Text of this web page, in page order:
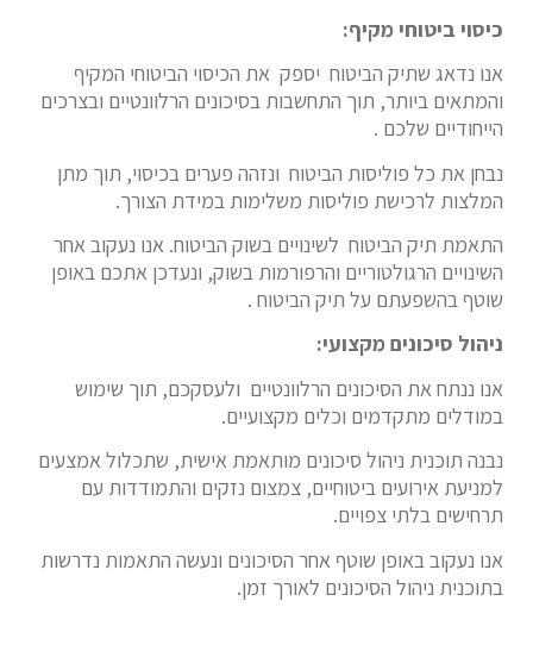
כיסוי ביטוחי מקיף:
אנו נדאג שתיק הביטוח יספק את הכיסוי הביטוחי המקיף
והמתאים ביותר, תוך התחשבות בסיכונים הרלוונטיים ובצרכים
הייחודיים שלכם .
נבחן את כל פוליסות הביטוח ונזהה פערים בכיסוי, תוך מתן
המלצות לרכישת פוליסות משלימות במידת הצורך.
התאמת תיק הביטוח לשינויים בשוק הביטוח. אנו נעקוב אחר
השינויים הרגולטוריים והרפורמות בשוק, ונעדכן אתכם באופן
שוטף בהשפעתם על תיק הביטוח .
ניהול סיכונים מקצועי:
אנו ננתח את הסיכונים הרלוונטיים ולעסקכם, תוך שימוש
במודלים מתקדמים וכלים מקצועיים.
נבנה תוכנית ניהול סיכונים מותאמת אישית, שתכלול אמצעים
למניעת אירועים ביטוחיים, צמצום נזקים והתמודדות עם
תרחישים בלתי צפויים.
אנו נעקוב באופן שוטף אחר הסיכונים ונעשה התאמות נדרשות
בתוכנית ניהול הסיכונים לאורך זמן.